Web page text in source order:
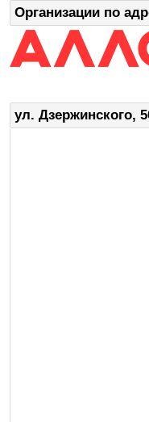
Организации по
ул. Дзержинского,